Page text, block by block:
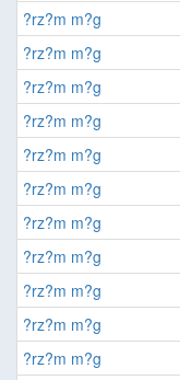
?rz?m m?g
?rz?m m?g
?rz?m m?g
?rz?m m?g
?rz?m m?g
?rz?m m?g
?rz?m m?g
?rz?m m?g
?rz?m m?g
?rz?m m?g
?rz?m m?g